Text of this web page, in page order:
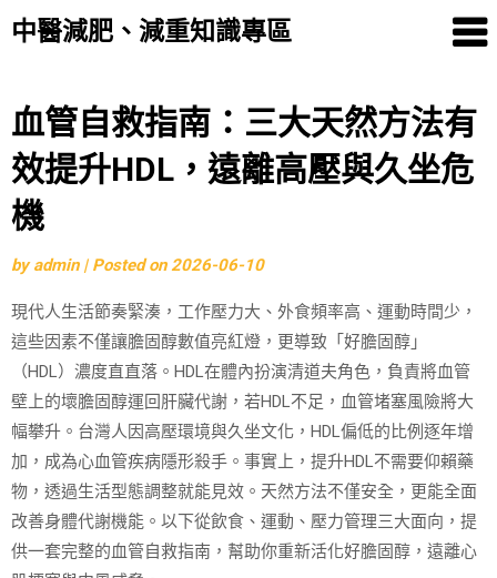
中醫減肥、減重知識專區
Skip
to
content
血管自救指南：三大天然方法有
效提升HDL，遠離高壓與久坐危
機
byadmin | Posted on2026-06-10
現代人生活節奏緊湊，工作壓力大、外食頻率高、運動時間少，
這些因素不僅讓膽固醇數值亮紅燈，更導致「好膽固醇」
（HDL）濃度直直落。HDL在體內扮演清道夫角色，負責將血管
壁上的壞膽固醇運回肝臟代謝，若HDL不足，血管堵塞風險將大
幅攀升。台灣人因高壓環境與久坐文化，HDL偏低的比例逐年增
加，成為心血管疾病隱形殺手。事實上，提升HDL不需要仰賴藥
物，透過生活型態調整就能見效。天然方法不僅安全，更能全面
改善身體代謝機能。以下從飲食、運動、壓力管理三大面向，提
供一套完整的血管自救指南，幫助你重新活化好膽固醇，遠離心